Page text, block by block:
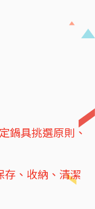
鍋具挑選原則、
存、收納、清潔